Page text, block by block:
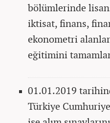
bölümlerinde
iktisat, finans,
ekonometri
eğitimini
01.01.2019
Türkiye